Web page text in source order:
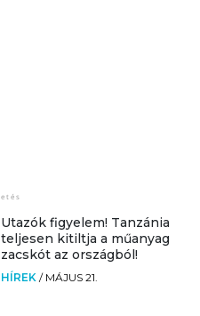
Utazók figyelem! Tanzánia
teljesen kitiltja a műanyag
zacskót az országból!
HÍREK / MÁJUS 21.